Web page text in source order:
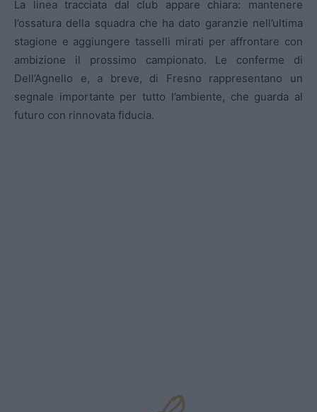
La linea tracciata dal club appare chiara: mantenere
l’ossatura della squadra che ha dato garanzie nell’ultima
stagione e aggiungere tasselli mirati per affrontare con
ambizione il prossimo campionato. Le conferme di
Dell’Agnello e, a breve, di Fresno rappresentano un
segnale importante per tutto l’ambiente, che guarda al
futuro con rinnovata fiducia.